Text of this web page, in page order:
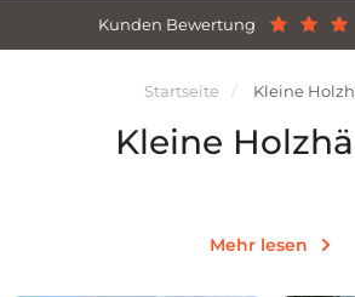
Kunden Bewertung
Startseite Kleine
Kleine
Mehr lesen